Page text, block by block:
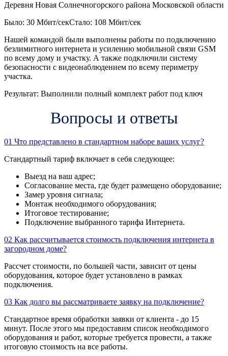
Деревня Новая Солнечногорского района Московской области
Было: 30 Мбит/секСтало: 108 Мбит/сек
Нашей командой были выполнены работы по подключению
безлимитного интернета и усилению мобильной связи GSM
по всему дому и участку. А также подключили систему
безопасности с видеонаблюдением по всему периметру
участка.
Результат: Выполнили полный комплект работ под ключ
Вопросы и ответы
01 Что представлено в стандартном наборе ваших услуг?
Стандартный тариф включает в себя следующее:
Выезд на ваш адрес;
Согласование места, где будет размещено оборудование;
Замер уровня сигнала;
Монтаж необходимого оборудования;
Итоговое тестирование;
Подключение выбранного тарифа Интернета.
02 Как рассчитывается стоимость подключения интернета в
загородном доме?
Рассчет стоимости, по большей части, зависит от цены
оборудования, которое будет установлено в рамках
подключения.
03 Как долго вы рассматриваете заявку на подключение?
Стандартное время обработки заявки от клиента - до 15
минут. После этого мы предоставим список необходимого
оборудования и работ, которые требуется провести, а также
итоговую стоимость на все работы.